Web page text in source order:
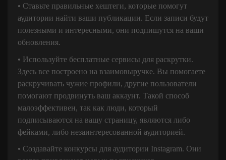
• Ставьте правильные хештеги, которые помогут
аудитории найти ваши публикации. Если записи будут
полезными и интересными, они подпишутся на ваши
обновления.
• Используйте бесплатные сервисы для раскрутки.
Здесь все построено на взаимовыручке. Вы помогаете
раскручивать чужие профили, другие пользователи
помогают продвинуть ваш аккаунт. Такой способ
малоэффективен, так как люди, который
подписываются на вашу страницу, являются либо
фейками, либо незаинтересованной аудиторией.
• Создавайте конкурсы для аудитории Instagram. Они